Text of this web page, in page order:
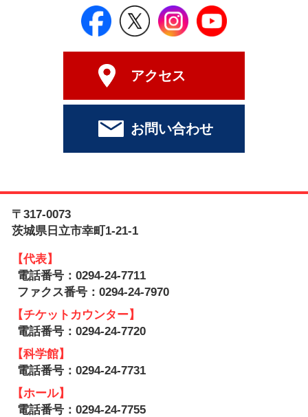
日立シビックセンター公式
日立シビックセンター
日立シビックセ
アクセス
お問い合わせ
〒317-0073
茨城県日立市幸町1-21-1
【代表】
電話番号：0294-24-7711
ファクス番号：0294-24-7970
【チケットカウンター】
電話番号：0294-24-7720
【科学館】
電話番号：0294-24-7731
【ホール】
電話番号：0294-24-7755